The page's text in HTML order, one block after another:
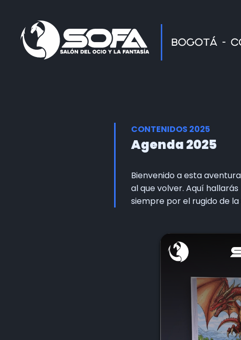
CONTENIDOS 2025
Agenda 2025
Bienvenido a esta
al que volver. Aquí
siempre por el rugido de